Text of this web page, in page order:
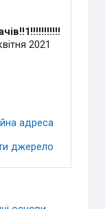
2021
адреса
джерело